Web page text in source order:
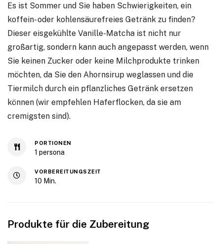
Es ist Sommer und Sie haben Schwierigkeiten, ein
koffein- oder kohlensäurefreies Getränk zu finden?
Dieser eisgekühlte Vanille-Matcha ist nicht nur
großartig, sondern kann auch angepasst werden, wenn
Sie keinen Zucker oder keine Milchprodukte trinken
möchten, da Sie den Ahornsirup weglassen und die
Tiermilch durch ein pflanzliches Getränk ersetzen
können (wir empfehlen Haferflocken, da sie am
cremigsten sind).
PORTIONEN
1 persona
VORBEREITUNGSZEIT
10 Min.
Produkte für die Zubereitung